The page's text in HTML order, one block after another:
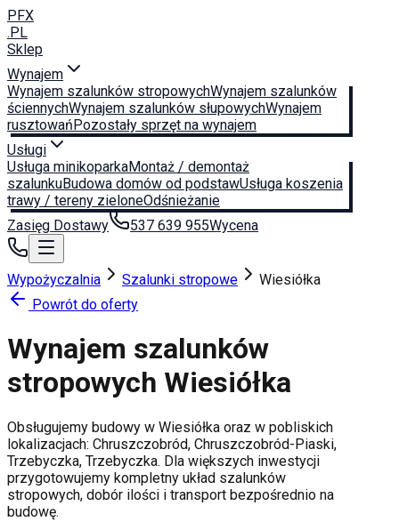
PFX
.PL
Sklep
Wynajem
Wynajem szalunków stropowychWynajem szalunków
ściennychWynajem szalunków słupowychWynajem
rusztowańPozostały sprzęt na wynajem
Usługi
Usługa minikoparkaMontaż / demontaż
szalunkuBudowa domów od podstawUsługa koszenia
trawy / tereny zieloneOdśnieżanie
Zasięg Dostawy
537 639 955Wycena
Wypożyczalnia Szalunki stropowe
Wiesiółka
Powrót do oferty
Wynajem szalunków
stropowych Wiesiółka
Obsługujemy budowy w Wiesiółka oraz w pobliskich
lokalizacjach: Chruszczobród, Chruszczobród-Piaski,
Trzebyczka, Trzebyczka. Dla większych inwestycji
przygotowujemy kompletny układ szalunków
stropowych, dobór ilości i transport bezpośrednio na
budowę.